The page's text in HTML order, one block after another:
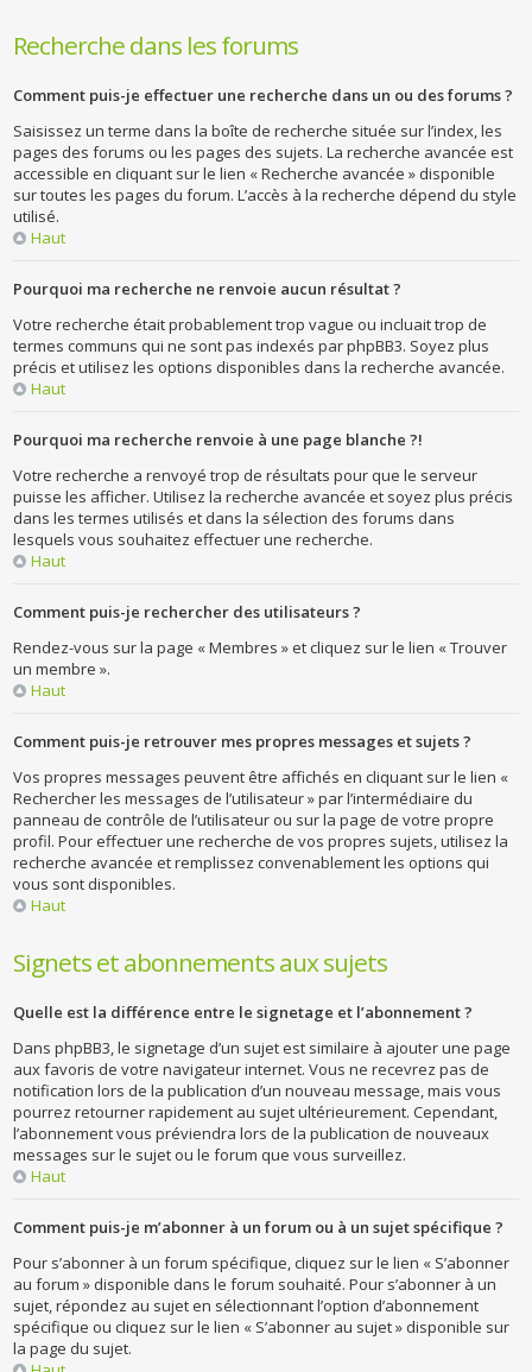
Recherche dans les forums
Comment puis-je effectuer une recherche dans un ou des forums ?
Saisissez un terme dans la boîte de recherche située sur l’index, les
pages des forums ou les pages des sujets. La recherche avancée est
accessible en cliquant sur le lien « Recherche avancée » disponible
sur toutes les pages du forum. L’accès à la recherche dépend du style
utilisé.
Haut
Pourquoi ma recherche ne renvoie aucun résultat ?
Votre recherche était probablement trop vague ou incluait trop de
termes communs qui ne sont pas indexés par phpBB3. Soyez plus
précis et utilisez les options disponibles dans la recherche avancée.
Haut
Pourquoi ma recherche renvoie à une page blanche ?!
Votre recherche a renvoyé trop de résultats pour que le serveur
puisse les afficher. Utilisez la recherche avancée et soyez plus précis
dans les termes utilisés et dans la sélection des forums dans
lesquels vous souhaitez effectuer une recherche.
Haut
Comment puis-je rechercher des utilisateurs ?
Rendez-vous sur la page « Membres » et cliquez sur le lien « Trouver
un membre ».
Haut
Comment puis-je retrouver mes propres messages et sujets ?
Vos propres messages peuvent être affichés en cliquant sur le lien «
Rechercher les messages de l’utilisateur » par l’intermédiaire du
panneau de contrôle de l’utilisateur ou sur la page de votre propre
profil. Pour effectuer une recherche de vos propres sujets, utilisez la
recherche avancée et remplissez convenablement les options qui
vous sont disponibles.
Haut
Signets et abonnements aux sujets
Quelle est la différence entre le signetage et l’abonnement ?
Dans phpBB3, le signetage d’un sujet est similaire à ajouter une page
aux favoris de votre navigateur internet. Vous ne recevrez pas de
notification lors de la publication d’un nouveau message, mais vous
pourrez retourner rapidement au sujet ultérieurement. Cependant,
l’abonnement vous préviendra lors de la publication de nouveaux
messages sur le sujet ou le forum que vous surveillez.
Haut
Comment puis-je m’abonner à un forum ou à un sujet spécifique ?
Pour s’abonner à un forum spécifique, cliquez sur le lien « S’abonner
au forum » disponible dans le forum souhaité. Pour s’abonner à un
sujet, répondez au sujet en sélectionnant l’option d’abonnement
spécifique ou cliquez sur le lien « S’abonner au sujet » disponible sur
la page du sujet.